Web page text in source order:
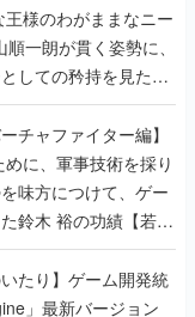
】
チャファイター編】
に、軍事技術を採り
味方につけて、ゲー
鈴木 裕の功績【若ゲ
たり】ゲーム開発統
」最新バージョン
わる？ ゲーム業界向
ント「GTMF2019」
深めよう【PR】